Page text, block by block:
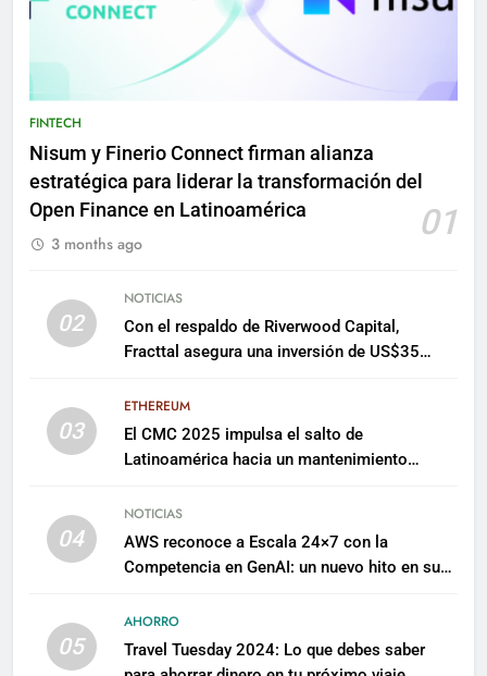
FINTECH
Nisum y Finerio Connect firman alianza
estratégica para liderar la transformación del
Open Finance en Latinoamérica
01
3 months ago
02
NOTICIAS
Con el respaldo de Riverwood Capital,
Fracttal asegura una inversión de US$35
03
ETHEREUM
El CMC 2025 impulsa el salto de
Latinoamérica hacia un mantenimiento
04
NOTICIAS
AWS reconoce a Escala 24×7 con la
Competencia en GenAI: un nuevo hito en su
05
AHORRO
Travel Tuesday 2024: Lo que debes saber